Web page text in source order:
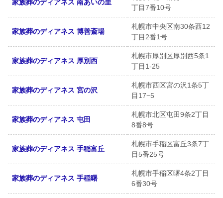
家族葬のディアネス 南あいの里
丁目7番10号
家族葬のディアネス 博善斎場
札幌市中央区南30条西12
丁目2番1号
家族葬のディアネス 厚別西
札幌市厚別区厚別西5条1
丁目1-25
家族葬のディアネス 宮の沢
札幌市西区宮の沢1条5丁
目17−5
家族葬のディアネス 屯田
札幌市北区屯田9条2丁目
8番8号
家族葬のディアネス 手稲富丘
札幌市手稲区富丘3条7丁
目5番25号
家族葬のディアネス 手稲曙
札幌市手稲区曙4条2丁目
6番30号